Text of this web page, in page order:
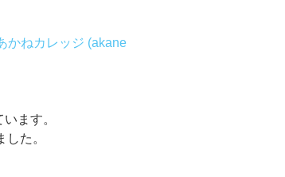
かねカレッジ (akane
ます。
た。